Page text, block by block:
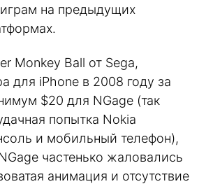
на предыдущих
Monkey Ball от Sega,
для iPhone в 2008 году за
$20 для NGage (так
попытка Nokia
и мобильный телефон),
частенько жаловались
анимация и отсутствие